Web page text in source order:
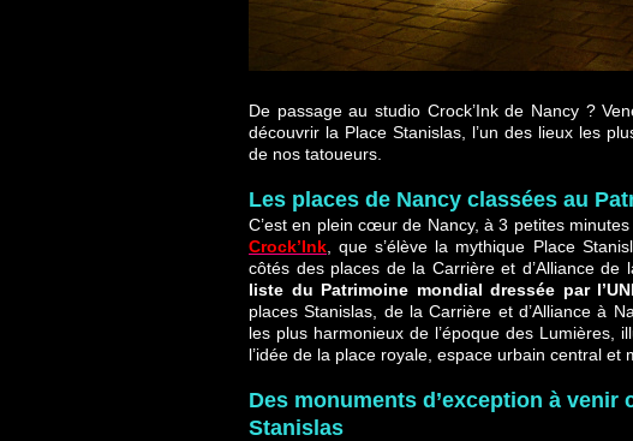
De passage au studio Crock’Ink de Nancy ?
découvrir la Place Stanislas, l’un des lieux les
de nos tatoueurs.
Les places de Nancy classées au
C’est en plein cœur de Nancy, à 3 petites
Crock’Ink , que s’élève la mythique Place
côtés des places de la Carrière et d’Alliance
liste du Patrimoine mondial dressée par
places Stanislas, de la Carrière et d’Alliance à
les plus harmonieux de l’époque des Lumières,
l’idée de la place royale, espace urbain central et
Des monuments d’exception à venir
Stanislas